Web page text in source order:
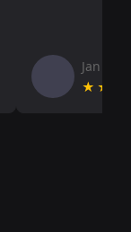
Jan V